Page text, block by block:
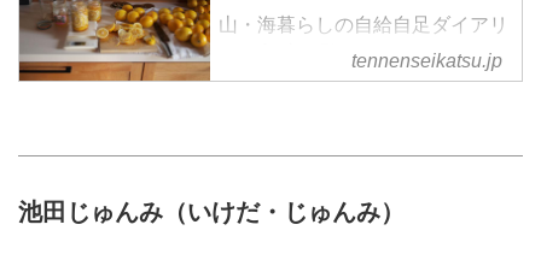
山・海暮らしの自給自足ダイアリ
tennenseikatsu.jp
池田じゅんみ（いけだ・じゅんみ）